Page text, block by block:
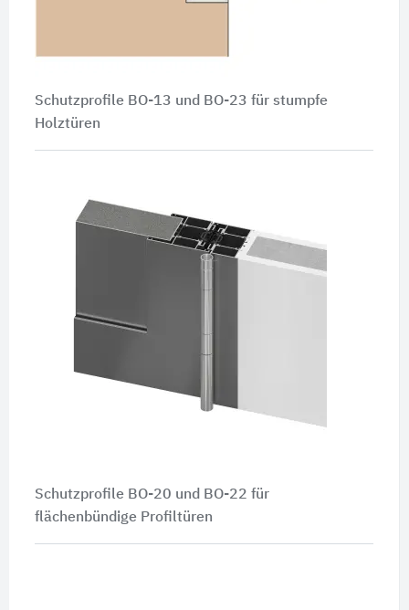
Schutzprofile BO-13 und BO-23 für stumpfe
Holztüren
Schutzprofile BO-20 und BO-22 für
flächenbündige Profiltüren